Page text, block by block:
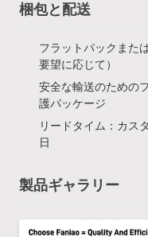
梱包と配送
フラットパックまた
要望に応じて）
安全な輸送のための
護パッケージ
リードタイム：カス
日
製品ギャラリー